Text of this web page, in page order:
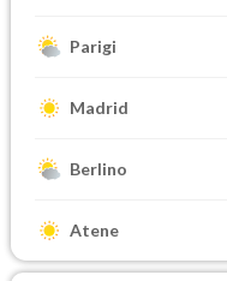
Parigi
Madrid
Berlino
Atene